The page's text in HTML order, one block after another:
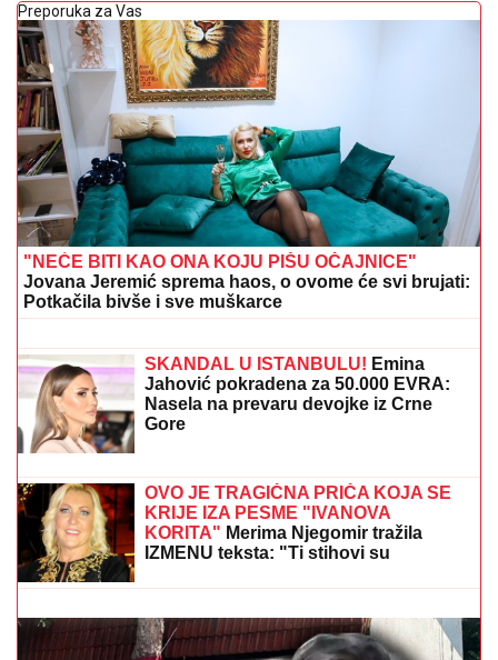
Preporuka za Vas
"NEĆE BITI KAO ONA KOJU PIŠU OČAJNICE"
Jovana Jeremić sprema haos, o ovome će svi brujati:
Potkačila bivše i sve muškarce
Jugoslavije, sinovi se oprostili
dirljivom porukom
Nasela na prevaru devojke iz Crne
Gore